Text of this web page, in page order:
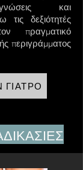
και
τις δεξιότητές
πραγματικό
περιγράμματος
ΓΙΑΤΡΟ